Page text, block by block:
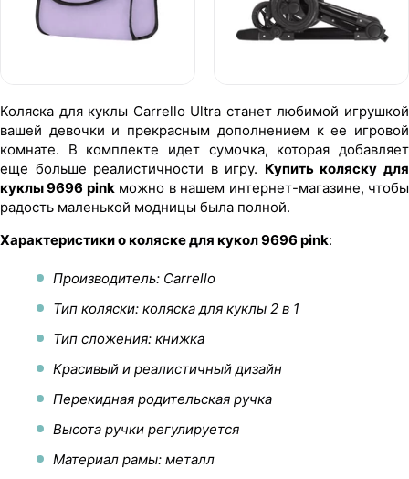
Коляска для куклы Carrello Ultra станет любимой игрушкой
вашей девочки и прекрасным дополнением к ее игровой
комнате. В комплекте идет сумочка, которая добавляет
еще больше реалистичности в игру. Купить коляску для
куклы 9696 pink можно в нашем интернет-магазине, чтобы
радость маленькой модницы была полной.
Характеристики о коляске для кукол 9696 pink:
Производитель: Carrello
Тип коляски: коляска для куклы 2 в 1
Тип сложения: книжка
Красивый и реалистичный дизайн
Перекидная родительская ручка
Высота ручки регулируется
Материал рамы: металл